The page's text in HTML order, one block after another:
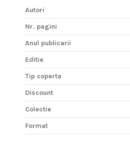
Autori
Nr. pagini
Anul publicarii
Editie
Tip coperta
Discount
Colectie
Format